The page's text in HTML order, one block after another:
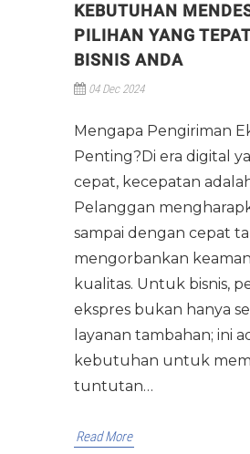
KEBUTUHAN
PILIHAN YANG
BISNIS ANDA
04 Dec 2024
Mengapa Pengiriman
Penting?Di era digital
cepat, kecepatan
Pelanggan
sampai dengan cepat
mengorbankan
kualitas. Untuk bisnis,
ekspres bukan hanya
layanan tambahan; ini
kebutuhan untuk
tuntutan…
Read More